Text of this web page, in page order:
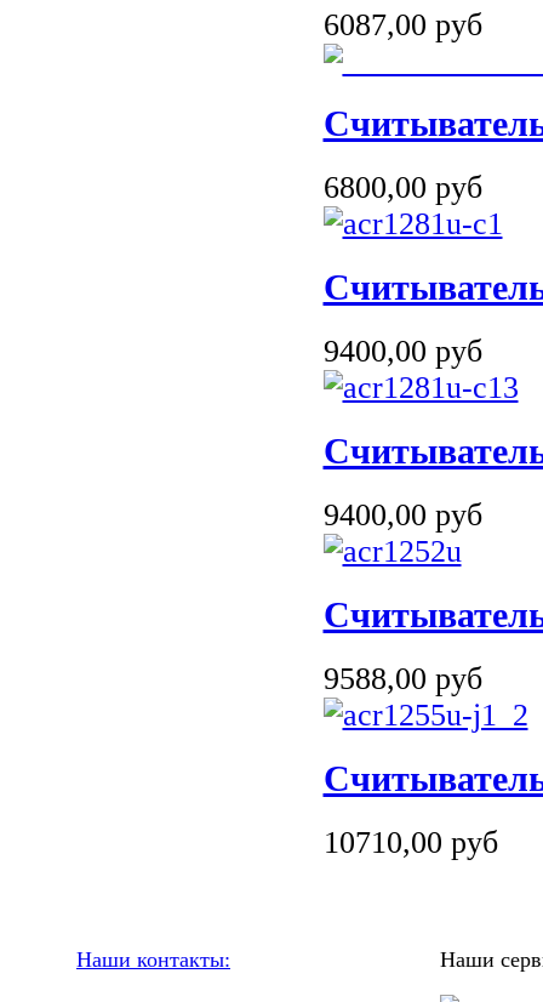
6087,00 руб
6800,00 руб
9400,00 руб
9400,00 руб
9588,00 руб
10710,00 руб
Наши контакты: Наши